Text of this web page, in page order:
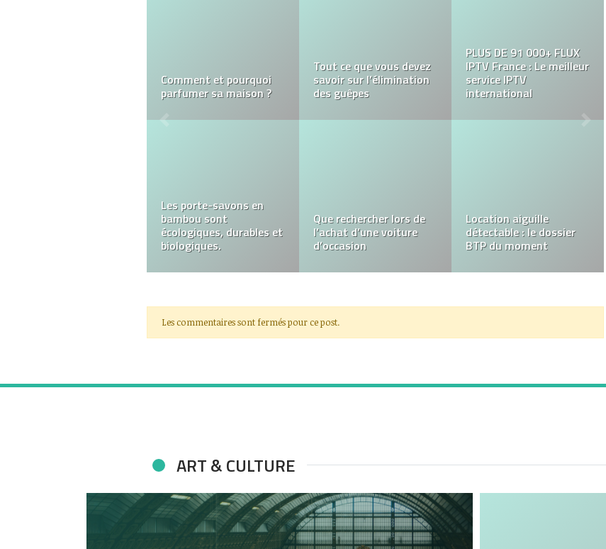
Comment et pourquoi
parfumer sa maison ?
Tout ce que vous devez
savoir sur l’élimination
des guêpes
PLUS DE 91 000+ FLUX
IPTV France : Le meilleur
service IPTV
international
Les porte-savons en
bambou sont
écologiques, durables et
biologiques.
Que rechercher lors de
l’achat d’une voiture
d’occasion
Location aiguille
détectable : le dossier
BTP du moment
Les commentaires sont fermés pour ce post.
ART & CULTURE